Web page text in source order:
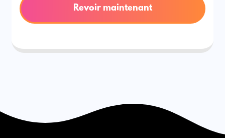
Revoir maintenant